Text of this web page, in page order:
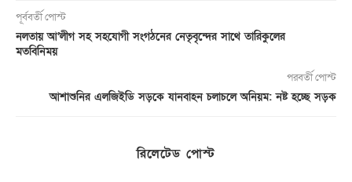
পূর্ববর্তী পোস্ট
নলতায় আ’লীগ সহ সহযোগী সংগঠনের নেতৃবৃন্দের সাথে তারিকুলের
মতবিনিময়
পরবর্তী পোস্ট
আশাশুনির এলজিইডি সড়কে যানবাহন চলাচলে অনিয়ম: নষ্ট হচ্ছে সড়ক
রিলেটেড পোস্ট